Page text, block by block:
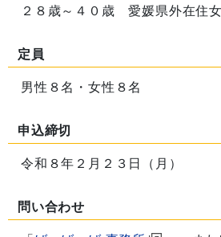
２８歳～４０歳 愛媛県外在住
定員
男性８名・女性８名
申込締切
令和８年２月２３日（月）
問い合わせ